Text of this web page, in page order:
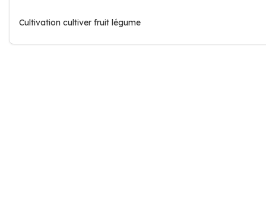
Cultivation cultiver fruit légume